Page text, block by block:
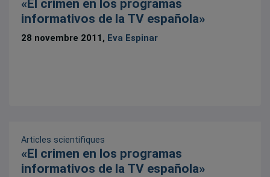
«El crimen en los programas
informativos de la TV española»
28 novembre 2011, Eva Espinar
Articles scientifiques
«El crimen en los programas
informativos de la TV española»